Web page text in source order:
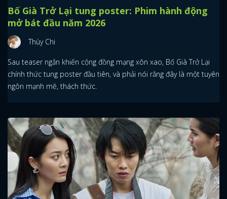
Bố Già Trở Lại tung poster: Phim hành động
mở bát đầu năm 2026
Thùy Chi
Sau teaser ngắn khiến cộng đồng mạng xôn xao, Bố Già Trở Lại
chính thức tung poster đầu tiên, và phải nói rằng đây là một tuyên
ngôn mạnh mẽ, thách thức.